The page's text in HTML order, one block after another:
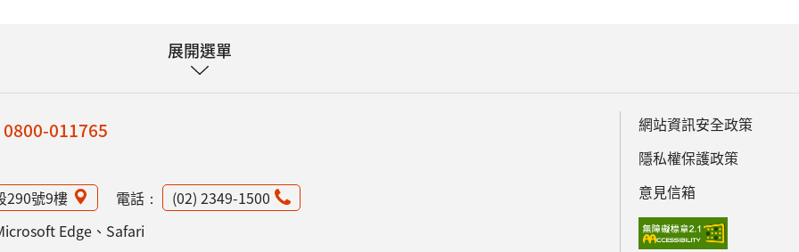
展開選單
0800-011765
290號9樓 電話：
(02) 2349-1500
Edge、Safari
網站資訊安全政策
隱私權保護政策
意見信箱